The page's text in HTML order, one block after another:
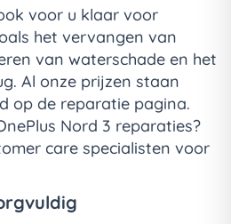
voor u klaar voor
het vervangen van
van waterschade en het
Al onze prijzen staan
op de reparatie pagina.
Nord 3 reparaties?
care specialisten voor